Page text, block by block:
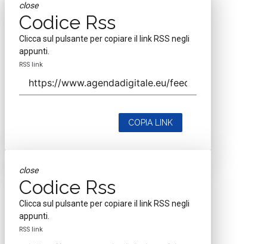
close
Codice Rss
Clicca sul pulsante per copiare il link RSS negli
appunti.
RSS link
COPIA LINK
close
Codice Rss
Clicca sul pulsante per copiare il link RSS negli
appunti.
RSS link